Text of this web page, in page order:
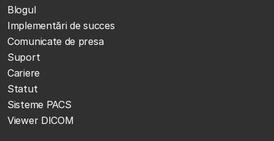
Blogul
Implementări de succes
Comunicate de presa
Suport
Cariere
Statut
Sisteme PACS
Viewer DICOM